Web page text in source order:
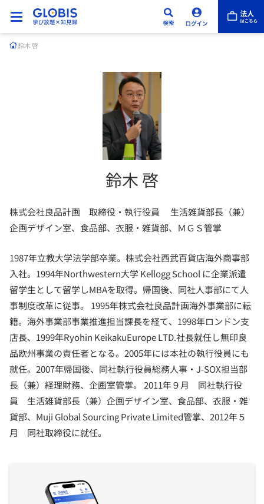
鈴木 啓
鈴木 啓
株式会社良品計画 取締役・執行役員 生活雑貨部長（兼）
企画デザイン室、食品部、衣服・雑貨部、ＭＧＳ管掌
1987年立教大学法学部卒業。株式会社西武百貨店海外商事部
入社。1994年Northwestern大学 Kellogg School に企業派遣
留学生として留学しMBAを取得。帰国後、同社人事部にて人
事制度改革に従事。 1995年株式会社良品計画海外事業部に転
籍。海外事業部事業推進担当課長を経て、1998年ロンドン支
店長、1999年Ryohin KeikakuEurope LTD.社長就任し無印良
品欧州事業の責任者となる。2005年には本社の執行役員にも
就任。2007年帰国後、同社執行役員総務人事・J-SOX担当部
長（兼）経理財務、企画室管掌。 2011年９月 同社執行役
員 生活雑貨部長（兼）企画デザイン室、食品部、衣服・雑
貨部、Muji Global Sourcing Private Limited管掌、2012年５
月 同社取締役に就任。